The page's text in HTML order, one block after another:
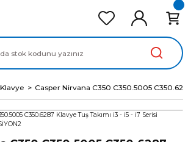
Casper Nirvana C350 C350.5005